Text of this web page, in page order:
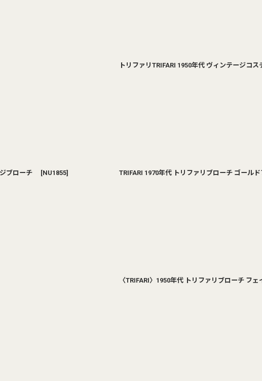
トリファリTRIFARI 1950年代 ヴィンテージコ
ジブローチ [NU1855] TRIFARI 1970年代 トリファリブローチ ゴール
〈TRIFARI〉1950年代 トリファリブローチ フ